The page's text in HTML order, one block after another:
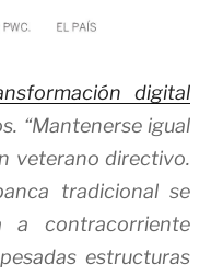
digital
“Mantenerse igual
veterano directivo.
tradicional se
a contracorriente
estructuras